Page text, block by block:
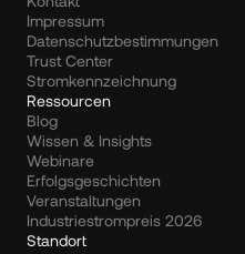
Impressum
Datenschutzbestimmungen
Trust Center
Stromkennzeichnung
Ressourcen
Blog
Wissen & Insights
Webinare
Erfolgsgeschichten
Veranstaltungen
Industriestrompreis 2026
Standort